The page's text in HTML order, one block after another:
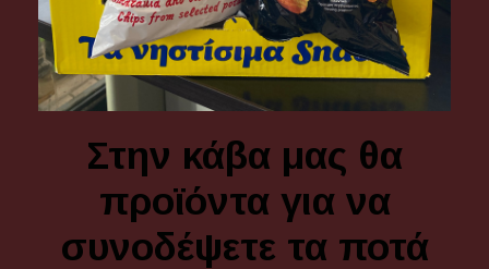
Στην κάβα μας θα
προϊόντα για να
συνοδέψετε τα ποτά